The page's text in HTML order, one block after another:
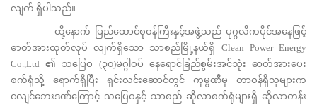
လျက် ရှိပါသည်။
ထို့နောက် ပြည်ထောင်စုဝန်ကြီးနှင့်အဖွဲ့သည် ပုဂ္ဂလိကပိုင်အနေဖြင့်
ဓာတ်အားထုတ်လုပ် လျက်ရှိသော သာစည်မြို့နယ်ရှိ Clean Power Energy
Co.,Ltd ၏ သပြေဝ (၃၀)မဂ္ဂါဝပ် နေရောင်ခြည်စွမ်းအင်သုံး ဓာတ်အားပေး
စက်ရုံသို့ ရောက်ရှိပြီး ရှင်းလင်းဆောင်တွင် ကုမ္ပဏီမှ တာဝန်ရှိသူများက
ငလျင်ဘေးဒဏ်ကြောင့် သပြေဝနှင့် သာစည် ဆိုလာစက်ရုံများရှိ ဆိုလာတန်း